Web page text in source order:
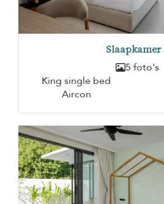
Slaapkamer
5 foto's
King single bed
Aircon